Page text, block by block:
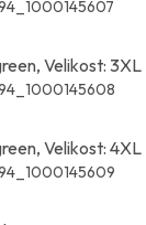
Velikost: 3XL
Velikost: 4XL